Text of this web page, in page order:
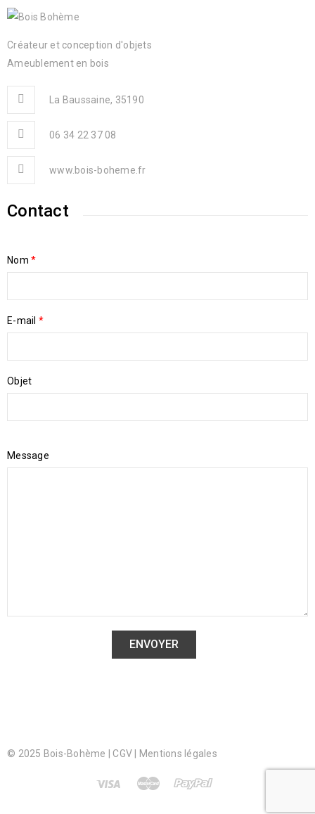
Créateur et conception d'objets
Ameublement en bois
La Baussaine, 35190
06 34 22 37 08
www.bois-boheme.fr
Contact
Nom *
E-mail *
Objet
Message
© 2025 Bois-Bohème | CGV Mentions légales